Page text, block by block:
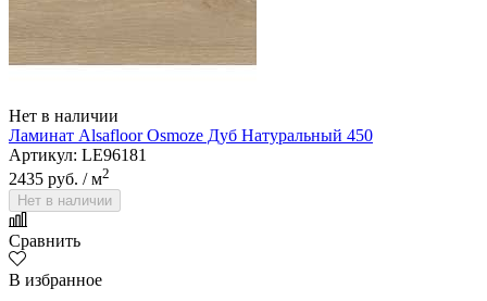
Нет в наличии
Ламинат Alsafloor Osmoze Дуб Натуральный 450
Артикул: LE96181
2435 руб. / м2
Нет в наличии
Сравнить
В избранное